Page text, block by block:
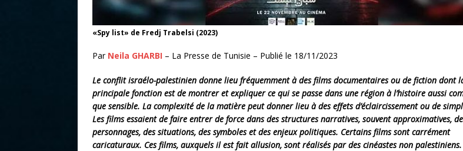
«Spy list» de Fredj Trabelsi (2023)
Par Neila GHARBI – La Presse de Tunisie – Publié le 18/11/2023
Le conflit israélo-palestinien donne lieu fréquemment à des films documentaires ou de fiction dont
principale fonction est de montrer et expliquer ce qui se passe dans une région à l’histoire aussi
que sensible. La complexité de la matière peut donner lieu à des effets d’éclaircissement ou de
Les films essaient de faire entrer de force dans des structures narratives, souvent approximatives,
personnages, des situations, des symboles et des enjeux politiques. Certains films sont carrément
caricaturaux. Ces films, auxquels il est fait allusion, sont réalisés par des cinéastes non palestiniens.